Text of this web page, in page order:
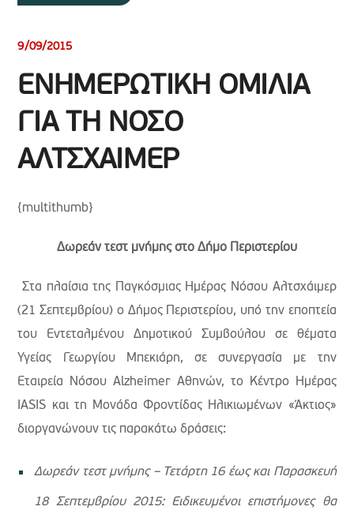
9/09/2015
ΕΝΗΜΕΡΩΤΙΚΗ ΟΜΙΛΙΑ
ΓΙΑ ΤΗ ΝΟΣΟ
ΑΛΤΣΧΑΙΜΕΡ
{multithumb}
Δωρεάν τεστ μνήμης στο Δήμο Περιστερίου
Στα πλαίσια της Παγκόσμιας Ημέρας Νόσου Αλτσχάιμερ
(21 Σεπτεμβρίου) ο Δήμος Περιστερίου, υπό την εποπτεία
του Εντεταλμένου Δημοτικού Συμβούλου σε θέματα
Υγείας Γεωργίου Μπεκιάρη, σε συνεργασία με την
Εταιρεία Νόσου Alzheimer Αθηνών, το Κέντρο Ημέρας
IASIS και τη Μονάδα Φροντίδας Ηλικιωμένων «Άκτιος»
διοργανώνουν τις παρακάτω δράσεις:
Δωρεάν τεστ μνήμης – Τετάρτη 16 έως και Παρασκευή
18 Σεπτεμβρίου 2015: Ειδικευμένοι επιστήμονες θα